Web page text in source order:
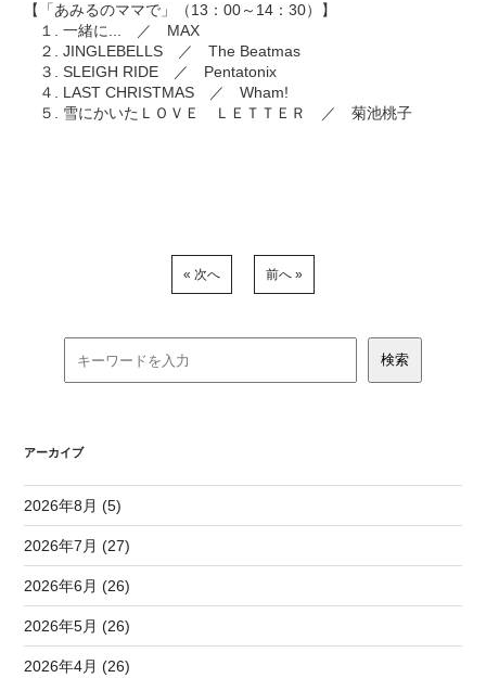
【「あみるのママで」（13：00～14：30）】
１. 一緒に... ／ MAX
２. JINGLEBELLS ／ The Beatmas
３. SLEIGH RIDE ／ Pentatonix
４. LAST CHRISTMAS ／ Wham!
５. 雪にかいたＬＯＶＥ ＬＥＴＴＥＲ ／ 菊池桃子
« 次へ 前へ »
アーカイブ
2026年8月 (5)
2026年7月 (27)
2026年6月 (26)
2026年5月 (26)
2026年4月 (26)